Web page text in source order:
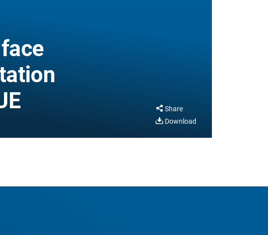
Share
Download